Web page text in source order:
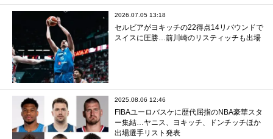
2026.07.05 13:18
セルビアがヨキッチの22得点14リバウンドで
スイスに圧勝…前川崎のリスティッチも出場
2025.08.06 12:46
FIBAユーロバスケに歴代屈指のNBA豪華スタ
ー集結…ヤニス、ヨキッチ、ドンチッチほか
出場選手リスト発表